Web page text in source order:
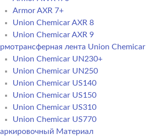
Armor AXR 7+
Union Chemicar AXR 8
Union Chemicar AXR 9
лента Union Chemicar
Union Chemicar UN230+
Union Chemicar UN250
Union Chemicar US140
Union Chemicar US150
Union Chemicar US310
Union Chemicar US770
Материал